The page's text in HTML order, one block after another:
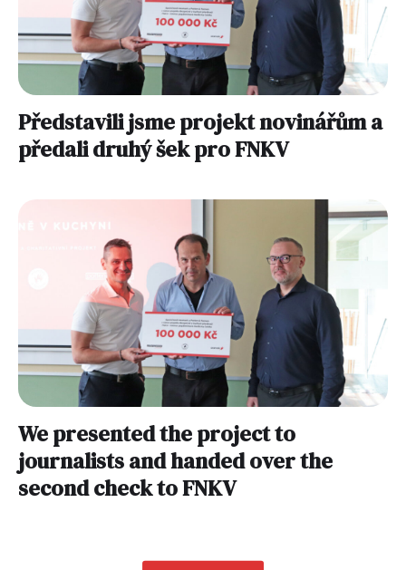
Představili jsme projekt novinářům a
předali druhý šek pro FNKV
We presented the project to
journalists and handed over the
second check to FNKV